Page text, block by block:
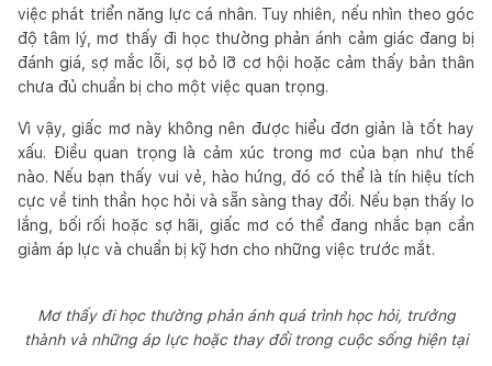
việc phát triển năng lực cá nhân. Tuy nhiên, nếu nhìn theo góc
độ tâm lý, mơ thấy đi học thường phản ánh cảm giác đang bị
đánh giá, sợ mắc lỗi, sợ bỏ lỡ cơ hội hoặc cảm thấy bản thân
chưa đủ chuẩn bị cho một việc quan trọng.
Vì vậy, giấc mơ này không nên được hiểu đơn giản là tốt hay
xấu. Điều quan trọng là cảm xúc trong mơ của bạn như thế
nào. Nếu bạn thấy vui vẻ, hào hứng, đó có thể là tín hiệu tích
cực về tinh thần học hỏi và sẵn sàng thay đổi. Nếu bạn thấy lo
lắng, bối rối hoặc sợ hãi, giấc mơ có thể đang nhắc bạn cần
giảm áp lực và chuẩn bị kỹ hơn cho những việc trước mắt.
Mơ thấy đi học thường phản ánh quá trình học hỏi, trưởng
thành và những áp lực hoặc thay đổi trong cuộc sống hiện tại